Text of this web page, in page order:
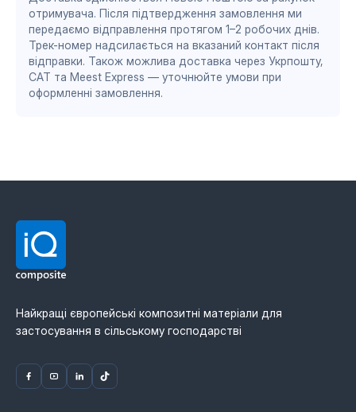
нульове налипання рослинних залишків та
ґрунту — рідше зупинятися для прочищення
знижений коефіцієнт тертя — менше
навантаження на привід жатки та економія
палива
зносостійкість у 2–3 рази вища за сталеві
Доступна товщина 6 мм та 8 мм.
DS/EN ISO 13485:2016 — система менеджменту
якості для медичної промисловості
BS EN ISO 9001:2015 / EN 9100:2018 — система
менеджменту якості для авіаційної та оборонної
промисловості
отримувача. Після підтвердження замовлення ми
передаємо відправлення протягом 1–2 робочих днів.
Трек-номер надсилається на вказаний контакт після
відправки. Також можлива доставка через Укрпошту,
САТ та Meest Express — уточнюйте умови при
оформленні замовлення.
Найкращі європейські композитні матеріали для
застосування в сільському господарстві